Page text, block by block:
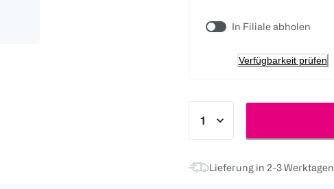
In Filiale abholen
Verfügbarkeit prüfen
Lieferung in 2-3 Werktagen